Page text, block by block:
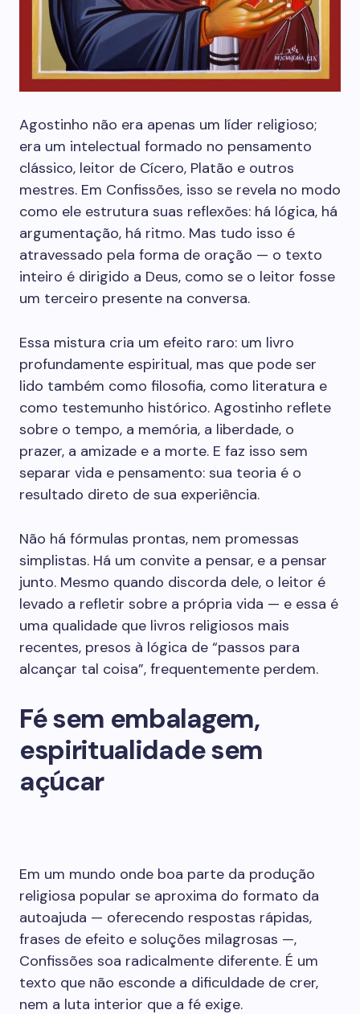
Agostinho não era apenas um líder religioso;
era um intelectual formado no pensamento
clássico, leitor de Cícero, Platão e outros
mestres. Em Confissões, isso se revela no modo
como ele estrutura suas reflexões: há lógica, há
argumentação, há ritmo. Mas tudo isso é
atravessado pela forma de oração — o texto
inteiro é dirigido a Deus, como se o leitor fosse
um terceiro presente na conversa.
Essa mistura cria um efeito raro: um livro
profundamente espiritual, mas que pode ser
lido também como filosofia, como literatura e
como testemunho histórico. Agostinho reflete
sobre o tempo, a memória, a liberdade, o
prazer, a amizade e a morte. E faz isso sem
separar vida e pensamento: sua teoria é o
resultado direto de sua experiência.
Não há fórmulas prontas, nem promessas
simplistas. Há um convite a pensar, e a pensar
junto. Mesmo quando discorda dele, o leitor é
levado a refletir sobre a própria vida — e essa é
uma qualidade que livros religiosos mais
recentes, presos à lógica de “passos para
alcançar tal coisa”, frequentemente perdem.
Fé sem embalagem,
espiritualidade sem
açúcar
Em um mundo onde boa parte da produção
religiosa popular se aproxima do formato da
autoajuda — oferecendo respostas rápidas,
frases de efeito e soluções milagrosas —,
Confissões soa radicalmente diferente. É um
texto que não esconde a dificuldade de crer,
nem a luta interior que a fé exige.